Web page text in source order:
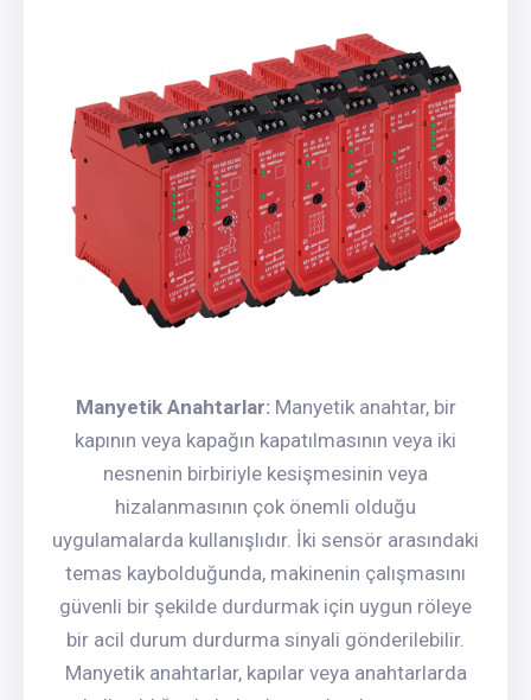
Manyetik Anahtarlar:Manyetik anahtar, bir
kapının veya kapağın kapatılmasının veya iki
nesnenin birbiriyle kesişmesinin veya
hizalanmasının çok önemli olduğu
uygulamalarda kullanışlıdır. İki sensör arasındaki
temas kaybolduğunda, makinenin çalışmasını
güvenli bir şekilde durdurmak için uygun röleye
bir acil durum durdurma sinyali gönderilebilir.
Manyetik anahtarlar, kapılar veya anahtarlarda